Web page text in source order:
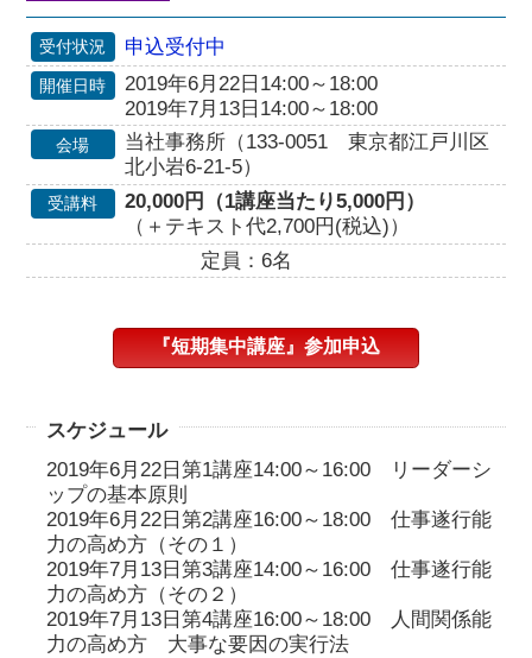
受付状況 申込受付中
開催日時
2019年6月22日14:00～18:00
2019年7月13日14:00～18:00
会場
当社事務所（133-0051 東京都江戸川区
北小岩6-21-5）
受講料
20,000円（1講座当たり5,000円）
（＋テキスト代2,700円(税込)）
定員：6名
『短期集中講座』参加申込
スケジュール
2019年6月22日第1講座14:00～16:00 リーダーシ
ップの基本原則
2019年6月22日第2講座16:00～18:00 仕事遂行能
力の高め方（その１）
2019年7月13日第3講座14:00～16:00 仕事遂行能
力の高め方（その２）
2019年7月13日第4講座16:00～18:00 人間関係能
力の高め方 大事な要因の実行法